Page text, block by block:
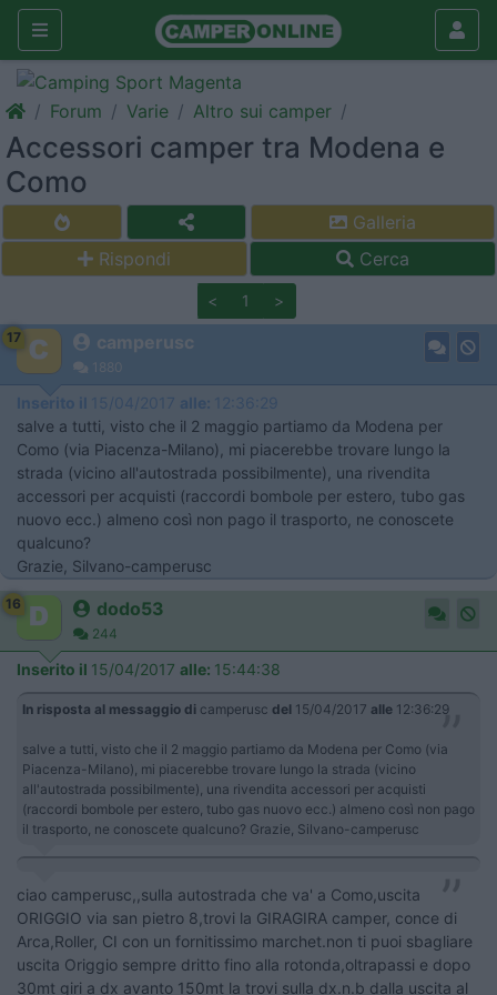
Forum Varie Altro sui camper
Accessori camper tra Modena e
Como
Galleria
Rispondi
Cerca
< 1 >
17 camperusc
1880
Inserito il 15/04/2017 alle: 12:36:29
salve a tutti, visto che il 2 maggio partiamo da Modena per
Como (via Piacenza-Milano), mi piacerebbe trovare lungo la
strada (vicino all'autostrada possibilmente), una rivendita
accessori per acquisti (raccordi bombole per estero, tubo gas
nuovo ecc.) almeno così non pago il trasporto, ne conoscete
qualcuno?
Grazie, Silvano-camperusc
16 dodo53
244
Inserito il 15/04/2017 alle: 15:44:38
In risposta al messaggio di camperusc del 15/04/2017 alle 12:36:29
salve a tutti, visto che il 2 maggio partiamo da Modena per Como (via
Piacenza-Milano), mi piacerebbe trovare lungo la strada (vicino
all'autostrada possibilmente), una rivendita accessori per acquisti
(raccordi bombole per estero, tubo gas nuovo ecc.) almeno così non pago
il trasporto, ne conoscete qualcuno? Grazie, Silvano-camperusc
ciao camperusc,,sulla autostrada che va' a Como,uscita
ORIGGIO via san pietro 8,trovi la GIRAGIRA camper, conce di
Arca,Roller, CI con un fornitissimo marchet.non ti puoi sbagliare
uscita Origgio sempre dritto fino alla rotonda,oltrapassi e dopo
30mt giri a dx avanto 150mt la trovi sulla dx.n.b dalla uscita al